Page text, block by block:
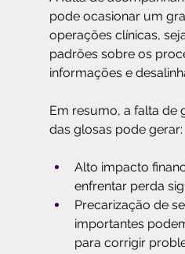
pode ocasionar um
operações clínicas,
padrões sobre os
informações e
Em resumo, a falta de
das glosas pode gerar:
Alto impacto
enfrentar perda
Precarização de
importantes
para corrigir